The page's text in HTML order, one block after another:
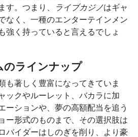
す。つまり、
ライブカジノはギャ
なく、一種のエンターテインメン
強く持っていると言えるでしょ
のラインナップ
も著しく豊富になってきていま
ックやルーレット、バカラに加
ーションや、夢の高額配当を追う
ー形式のものまで、その選択肢は
バイダーはしのぎを削り、より豪